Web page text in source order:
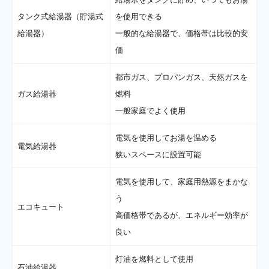
タンク式給湯器（貯湯式
給湯器）
を使用できる
一般的な給湯器で、価格帯は比較的安
価
ガス給湯器
都市ガス、プロパンガス、天然ガスを
燃料
一般家庭でよく使用
電気給湯器
電気を使用してお湯を温める
狭いスペースに設置可能
エコキュート
電気を使用して、家庭用熱源をまかな
う
高価格帯であるが、エネルギー効率が
良い
灯油を燃料として使用